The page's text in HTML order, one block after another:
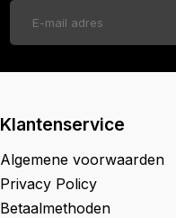
Klantenservice
Algemene voorwaarden
Privacy Policy
Betaalmethoden